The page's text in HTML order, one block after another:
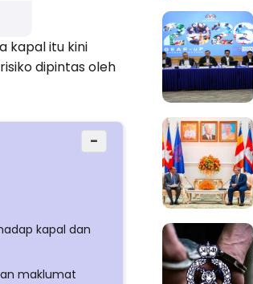
kapal itu kini
dipintas oleh
−
kapal dan
maklumat